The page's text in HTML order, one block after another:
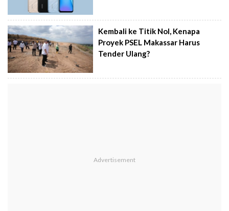
Kembali ke Titik Nol, Kenapa
Proyek PSEL Makassar Harus
Tender Ulang?